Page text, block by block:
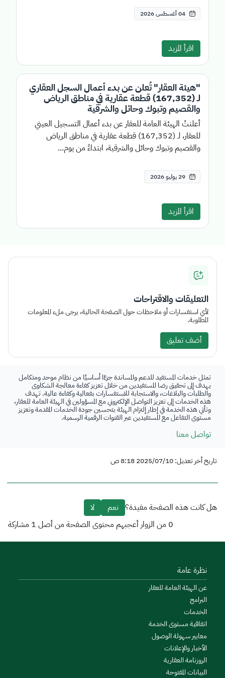
04 أغسطس 2026
اقرأ المزيد
"هيئة العقار" تُعلن عن بدء أعمال السجل العقاري
لـ (167,352) قطعة عقارية في مناطق الرياض
والقصيم وتبوك وحائل والشرقية
أعلنتْ الهيئة العامة للعقار عن بدء أعمال التسجيل العيني
للعقار، لـ (167,352) قطعة عقارية في مناطق الرياض
والقصيم وتبوك وحائل والشرقية، ابتداءً من يوم...
29 يوليو 2026
اقرأ المزيد
التعليقات والاقتراحات
لأي استفسارات أو ملاحظات حول الصفحة الحالية، يرجى ملء المعلومات
المطلوبة.
أضف تعليق
تمثل خدمات المستفيد للدعم والمساندة جزءًا أساسيًا من نظام موحد ومتكامل
يهدف إلى تحقيق رضا المستفيدين من خلال تعزيز كفاءة معالجة الشكاوى
والطلبات والبلاغات، والاستجابة للاستفسارات بفعالية وكفاءة عالية. تهدف
هذه الخدمات إلى تعزيز التواصل الإلكتروني مع المسؤولين في الهيئة العامة للعقار،
وتأتي هذه الخدمة في إطار إلتزام الهيئة بتحسين جودة الخدمات المقدمة وتعزيز
مستوى التفاعل مع المستفيدين عبر القنوات الرقمية الرسمية.
تواصل معنا
تاريخ أخر تعديل: 2025/07/10 8:18 ص
هل كانت هذه الصفحة مفيدة؟ نعم
لا
0 من الزوار أعجبهم محتوى الصفحة من أصل 1 مشاركة
نظرة عامة
عن الهيئة العامة للعقار
البرامج
الخدمات
اتفاقية مستوى الخدمة
معايير سهولة الوصول
الأخبار والإعلانات
الروزنامة العقارية
البيانات المفتوحة